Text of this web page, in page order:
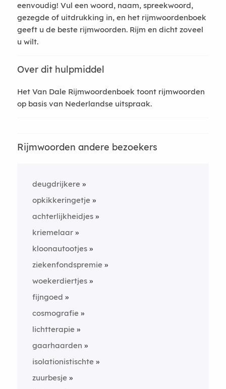
eenvoudig! Vul een woord, naam, spreekwoord,
gezegde of uitdrukking in, en het rijmwoordenboek
geeft u de beste rijmwoorden. Rijm en dicht zoveel
u wilt.
Over dit hulpmiddel
Het Van Dale Rijmwoordenboek toont rijmwoorden
op basis van Nederlandse uitspraak.
Rijmwoorden andere bezoekers
deugdrijkere
opkikkeringetje
achterlijkheidjes
kriemelaar
kloonautootjes
ziekenfondspremie
woekerdiertjes
fijngoed
cosmografie
lichtterapie
gaarhaarden
isolationistischte
zuurbesje